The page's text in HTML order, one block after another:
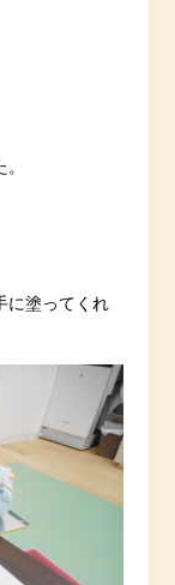
に塗ってくれ